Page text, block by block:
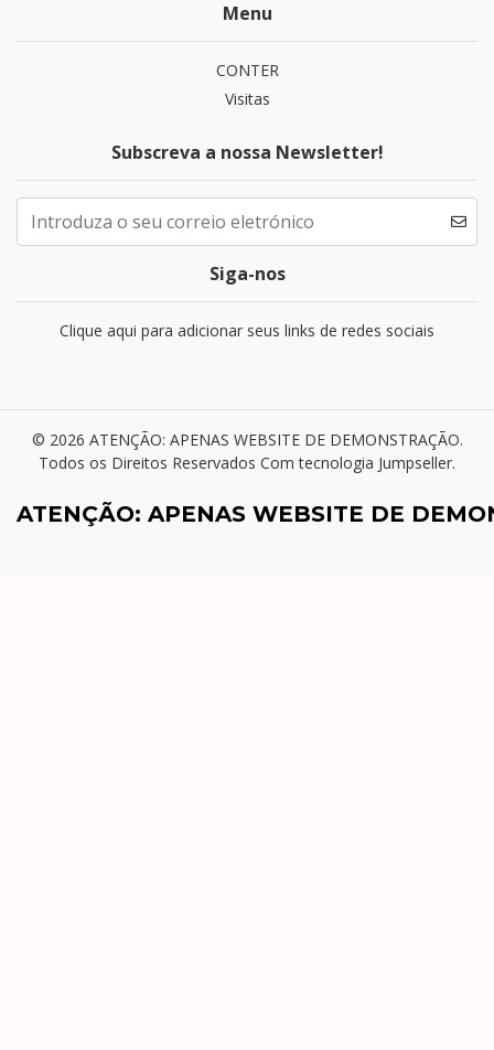
Menu
CONTER
Visitas
Subscreva a nossa Newsletter!
Siga-nos
Clique aqui para adicionar seus links de redes sociais
© 2026 ATENÇÃO: APENAS WEBSITE DE DEMONSTRAÇÃO.
Todos os Direitos Reservados Com tecnologia Jumpseller.
ATENÇÃO: APENAS WEBSITE DE